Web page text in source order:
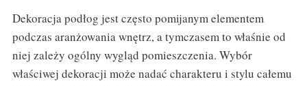
Dekoracja podłog jest często pomijanym elementem
podczas aranżowania wnętrz, a tymczasem to właśnie od
niej zależy ogólny wygląd pomieszczenia. Wybór
właściwej dekoracji może nadać charakteru i stylu całemu